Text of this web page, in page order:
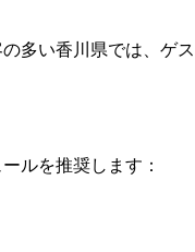
多い香川県では、ゲ
ルを推奨します：